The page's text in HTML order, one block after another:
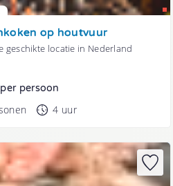
op houtvuur
geschikte locatie in Nederland
persoon
4 uur